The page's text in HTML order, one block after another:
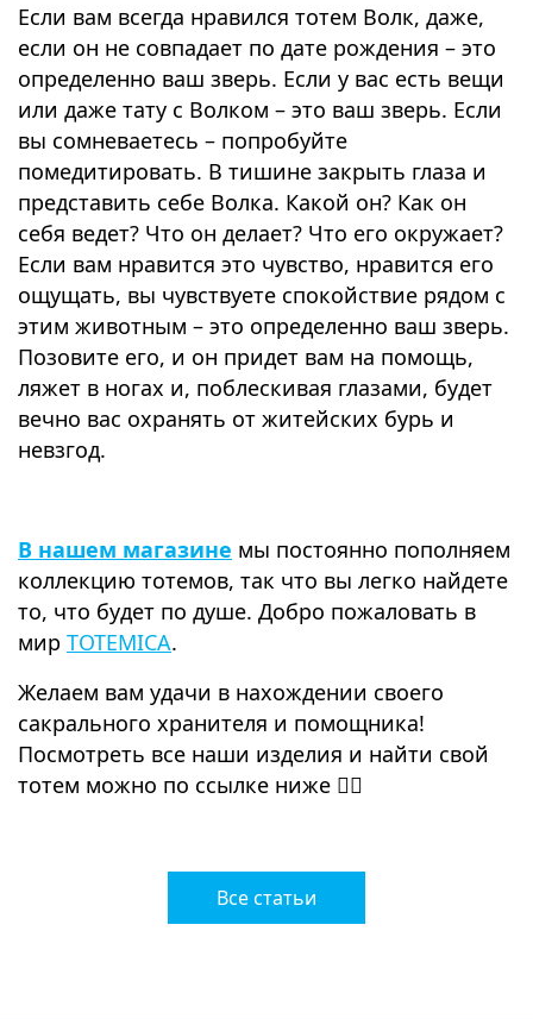
Если вам всегда нравился тотем Волк, даже,
если он не совпадает по дате рождения – это
определенно ваш зверь. Если у вас есть вещи
или даже тату с Волком – это ваш зверь. Если
вы сомневаетесь – попробуйте
помедитировать. В тишине закрыть глаза и
представить себе Волка. Какой он? Как он
себя ведет? Что он делает? Что его окружает?
Если вам нравится это чувство, нравится его
ощущать, вы чувствуете спокойствие рядом с
этим животным – это определенно ваш зверь.
Позовите его, и он придет вам на помощь,
ляжет в ногах и, поблескивая глазами, будет
вечно вас охранять от житейских бурь и
невзгод.
В нашем магазине мы постоянно пополняем
коллекцию тотемов, так что вы легко найдете
то, что будет по душе. Добро пожаловать в
мир TOTEMICA.
Желаем вам удачи в нахождении своего
сакрального хранителя и помощника!
Посмотреть все наши изделия и найти свой
тотем можно по ссылке ниже 👇🏻
Все статьи